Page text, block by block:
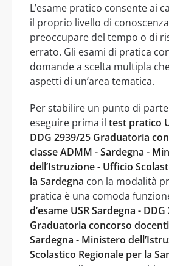
L’esame pratico consente ai
il proprio livello di
preoccupare del tempo o di
errato. Gli esami di pratica
domande a scelta multipla
aspetti di un’area tematica.
Per stabilire un punto di
eseguire prima il test pratico
DDG 2939/25 Graduatoria
classe ADMM - Sardegna -
dell’Istruzione - Ufficio
la Sardegna con la modalità
pratica è una comoda
d’esame USR Sardegna -
Graduatoria concorso
Sardegna - Ministero
Scolastico Regionale per la